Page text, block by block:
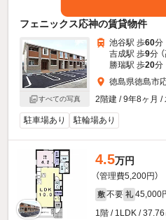
フェニックス応神の賃貸物件
すべての写真
池谷駅 歩60分
吉成駅 歩9分
勝瑞駅 歩20分
徳島県徳島市
2階建 / 9年8ヶ月 /
駐車場あり 駐輪場あり
4.5万円
（管理費5,200円）
敷 不要 礼 45,000
1階 / 1LDK / 37.76